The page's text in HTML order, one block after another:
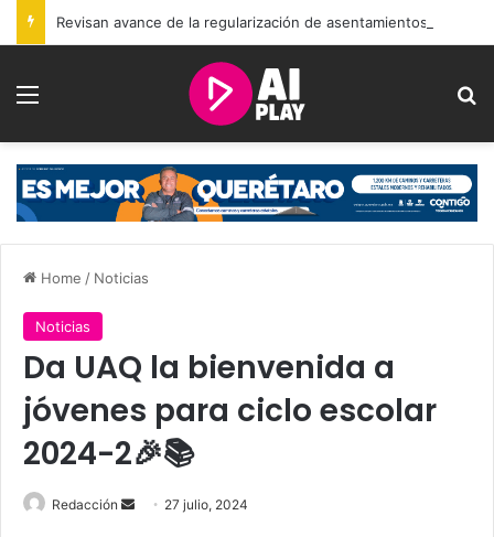
Menu
Home / Noticias
Noticias
Da UAQ la bienvenida a
jóvenes para ciclo escolar
2024-2🎉📚
Redacción
Send 27 julio, 2024